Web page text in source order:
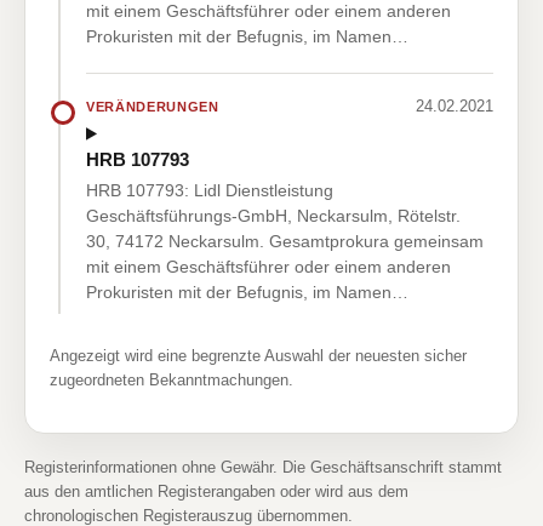
mit einem Geschäftsführer oder einem anderen
Prokuristen mit der Befugnis, im Namen…
VERÄNDERUNGEN 24.02.2021
HRB 107793
HRB 107793: Lidl Dienstleistung
Geschäftsführungs-GmbH, Neckarsulm, Rötelstr.
30, 74172 Neckarsulm. Gesamtprokura gemeinsam
mit einem Geschäftsführer oder einem anderen
Prokuristen mit der Befugnis, im Namen…
Angezeigt wird eine begrenzte Auswahl der neuesten sicher
zugeordneten Bekanntmachungen.
Registerinformationen ohne Gewähr. Die Geschäftsanschrift stammt
aus den amtlichen Registerangaben oder wird aus dem
chronologischen Registerauszug übernommen.